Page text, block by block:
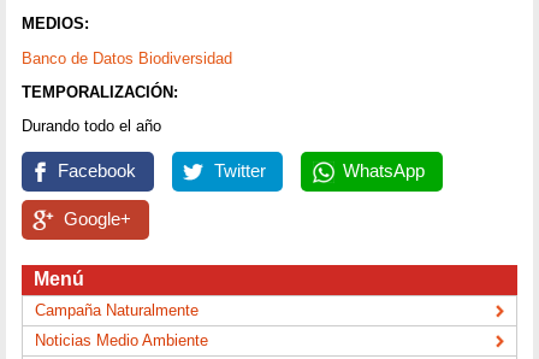
MEDIOS:
Banco de Datos Biodiversidad
TEMPORALIZACIÓN:
Durando todo el año
Facebook Twitter WhatsApp
Google+
Menú
Campaña Naturalmente
Noticias Medio Ambiente